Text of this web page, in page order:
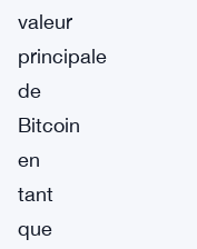
valeur
principale
de
Bitcoin
en
tant
que